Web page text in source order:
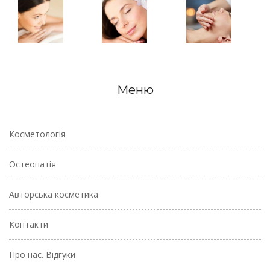
Меню
Косметологія
Остеопатія
Авторська косметика
Контакти
Про нас. Відгуки